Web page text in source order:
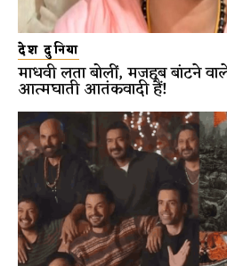
देश दुनिया
माधवी लता बोलीं, मजहब बांटने
आत्मघाती आतंकवादी हैं!